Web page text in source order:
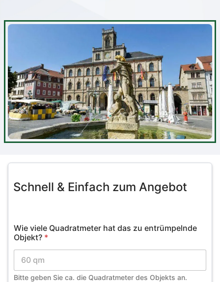
Schnell & Einfach zum Angebot
Wie viele Quadratmeter hat das zu entrümpelnde
Objekt? *
Bitte geben Sie ca. die Quadratmeter des Objekts an.